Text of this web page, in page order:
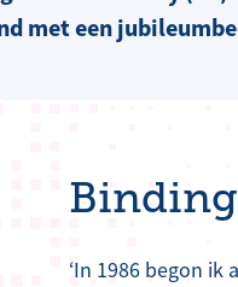
met een
‘In 1986 begon ik